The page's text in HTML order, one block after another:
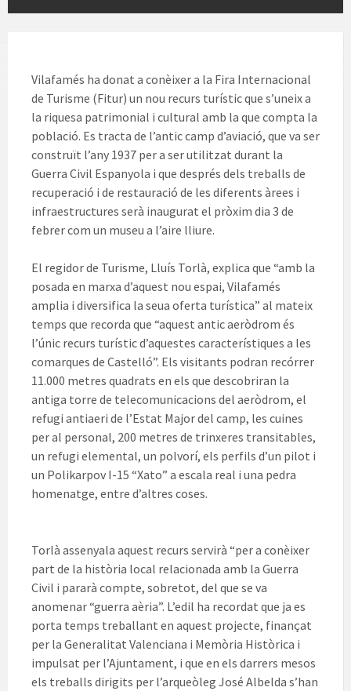
Vilafamés ha donat a conèixer a la Fira Internacional
de Turisme (Fitur) un nou recurs turístic que s’uneix a
la riquesa patrimonial i cultural amb la que compta la
població. Es tracta de l’antic camp d’aviació, que va ser
construït l’any 1937 per a ser utilitzat durant la
Guerra Civil Espanyola i que després dels treballs de
recuperació i de restauració de les diferents àrees i
infraestructures serà inaugurat el pròxim dia 3 de
febrer com un museu a l’aire lliure.
El regidor de Turisme, Lluís Torlà, explica que “amb la
posada en marxa d’aquest nou espai, Vilafamés
amplia i diversifica la seua oferta turística” al mateix
temps que recorda que “aquest antic aeròdrom és
l’únic recurs turístic d’aquestes característiques a les
comarques de Castelló”. Els visitants podran recórrer
11.000 metres quadrats en els que descobriran la
antiga torre de telecomunicacions del aeròdrom, el
refugi antiaeri de l’Estat Major del camp, les cuines
per al personal, 200 metres de trinxeres transitables,
un refugi elemental, un polvorí, els perfils d’un pilot i
un Polikarpov I-15 “Xato” a escala real i una pedra
homenatge, entre d’altres coses.
Torlà assenyala aquest recurs servirà “per a conèixer
part de la història local relacionada amb la Guerra
Civil i pararà compte, sobretot, del que se va
anomenar “guerra aèria”. L’edil ha recordat que ja es
porta temps treballant en aquest projecte, finançat
per la Generalitat Valenciana i Memòria Històrica i
impulsat per l’Ajuntament, i que en els darrers mesos
els treballs dirigits per l’arqueòleg José Albelda s’han